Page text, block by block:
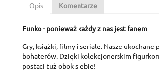
Opis Komentarze
Funko - ponieważ każdy z nas jest fanem
Gry, książki, filmy i seriale. Nasze ukochane
bohaterów. Dzięki kolekcjonerskim
postaci tuż obok siebie!